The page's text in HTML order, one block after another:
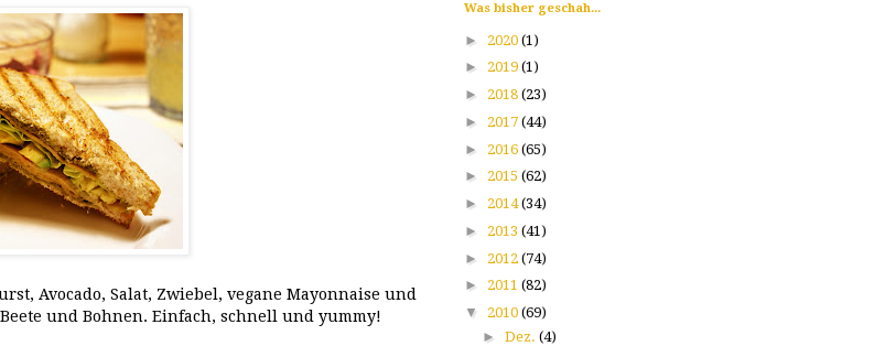
Avocado, Salat, Zwiebel, vegane Mayonnaise und
und Bohnen. Einfach, schnell und yummy!
Was bisher geschah...
► 2020 (1)
► 2019 (1)
► 2018 (23)
► 2017 (44)
► 2016 (65)
► 2015 (62)
► 2014(34)
► 2013 (41)
► 2012 (74)
► 2011 (82)
▼ 2010 (69)
► Dez. (4)